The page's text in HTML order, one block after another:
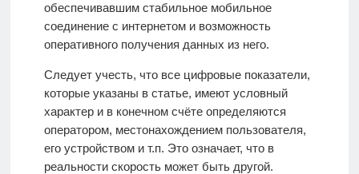
обеспечивавшим стабильное мобильное
соединение с интернетом и возможность
оперативного получения данных из него.
Следует учесть, что все цифровые показатели,
которые указаны в статье, имеют условный
характер и в конечном счёте определяются
оператором, местонахождением пользователя,
его устройством и т.п. Это означает, что в
реальности скорость может быть другой.